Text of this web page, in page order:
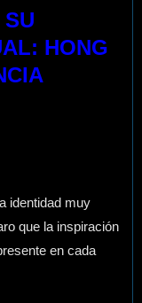
HONG
identidad muy
que la inspiración
en cada